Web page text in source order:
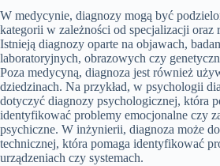
W medycynie, diagnozy mogą być
kategorii w zależności od specjalizacji oraz
Istnieją diagnozy oparte na objawach,
laboratoryjnych, obrazowych czy
Poza medycyną, diagnoza jest również
dziedzinach. Na przykład, w psychologii
dotyczyć diagnozy psychologicznej, która
identyfikować problemy emocjonalne czy
psychiczne. W inżynierii, diagnoza może
technicznej, która pomaga identyfikować
urządzeniach czy systemach.